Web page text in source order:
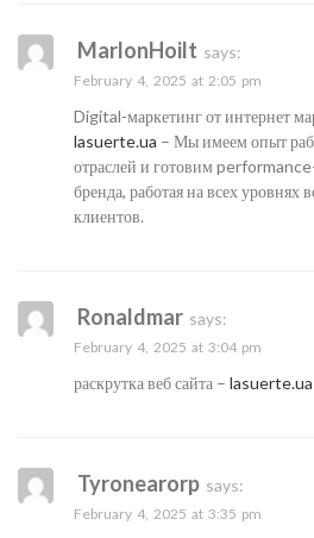
MarlonHoilt says:
February 4, 2025 at 2:05 pm
Digital-маркетинг от интернет
lasuerte.ua – Мы имеем опыт
отраслей и готовим
бренда, работая на всех уровнях
клиентов.
Ronaldmar says:
February 4, 2025 at 3:04 pm
раскрутка веб сайта – lasuerte.ua
Tyronearorp says:
February 4, 2025 at 3:35 pm